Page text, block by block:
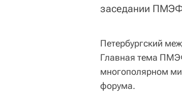
заседании
Петербургский
Главная тема
многополярном
форума.